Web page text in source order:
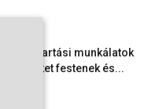
munkálatok
jeleket festenek és...